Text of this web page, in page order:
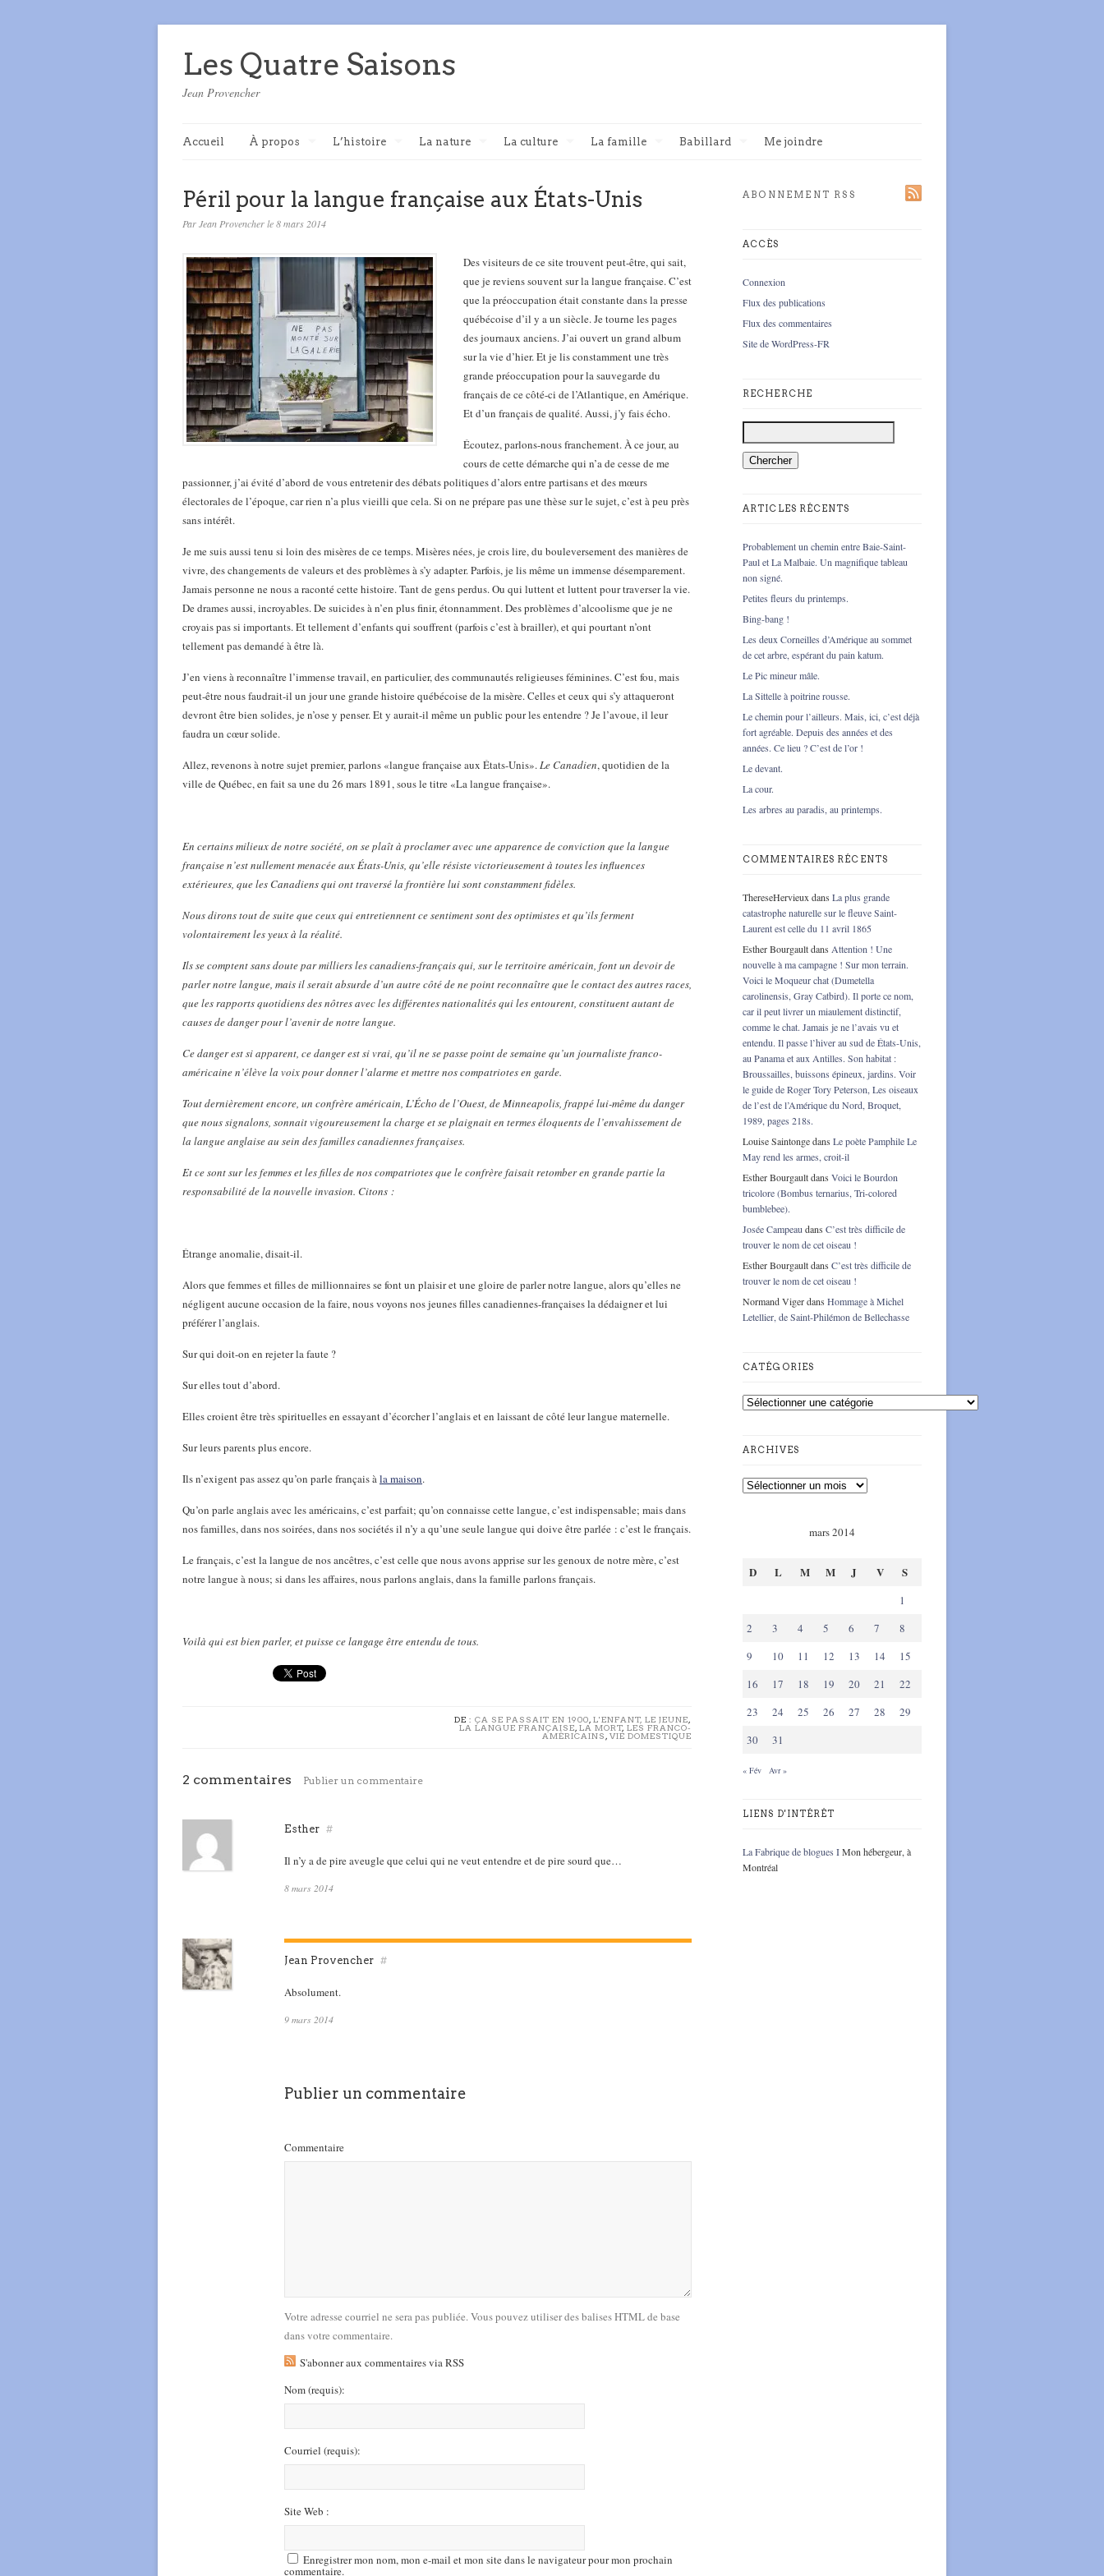
Les Quatre Saisons
Jean Provencher
Accueil À propos L’histoire La nature La culture La famille Babillard Me joindre
Péril pour la langue française aux États-Unis
Par Jean Provencher le 8 mars 2014
Des visiteurs de ce site trouvent peut-être, qui sait,
que je reviens souvent sur la langue française. C’est
que la préoccupation était constante dans la presse
québécoise d’il y a un siècle. Je tourne les pages
des journaux anciens.J’ai ouvert un grand album
sur la vie d’hier. Et je lis constamment une très
grande préoccupation pour la sauvegarde du
français de ce côté-ci de l’Atlantique, en Amérique.
Et d’un français de qualité. Aussi, j’y fais écho.
Écoutez, parlons-nous franchement. À ce jour, au
cours de cette démarche qui n’a de cesse de me
passionner, j’ai évité d’abord de vous entretenir des débats politiques d’alors entre partisans et des mœurs
électorales de l’époque, car rien n’a plus vieilli que cela. Si on ne prépare pas une thèse sur le sujet, c’est à peu près
sans intérêt.
Je me suis aussi tenu si loin des misères de ce temps. Misères nées, je crois lire, du bouleversement des manières de
vivre, des changements de valeurs et des problèmes à s’y adapter. Parfois, je lis même un immense désemparement.
Jamais personne ne nous a raconté cette histoire. Tant de gens perdus. Ou qui luttent et luttent pour traverser la vie.
De drames aussi, incroyables. De suicides à n’en plus finir, étonnamment. Des problèmes d’alcoolisme que je ne
croyais pas si importants. Et tellement d’enfants qui souffrent (parfois c’est à brailler), et qui pourtant n’ont
tellement pas demandé à être là.
J’en viens à reconnaître l’immense travail, en particulier, des communautés religieuses féminines. C’est fou, mais
peut-être nous faudrait-il un jour une grande histoire québécoise de la misère. Celles et ceux qui s’y attaqueront
devront être bien solides, je n’ose y penser. Et y aurait-il même un public pour les entendre ? Je l’avoue, il leur
faudra un cœur solide.
Allez, revenons à notre sujet premier, parlons «langue française aux États-Unis».Le Canadien, quotidien de la
ville de Québec, en fait sa une du 26 mars 1891, sous le titre «La langue française».
En certains milieux de notre société, on se plaît à proclamer avec une apparence de conviction que la langue
française n’est nullement menacée aux États-Unis, qu’elle résiste victorieusement à toutes les influences
extérieures, que les Canadiens qui ont traversé la frontière lui sont constamment fidèles.
Nous dirons tout de suite que ceux qui entretiennent ce sentiment sont des optimistes et qu’ils ferment
volontairement les yeux à la réalité.
Ils se comptent sans doute par milliers les canadiens-français qui, sur le territoire américain, font un devoir de
parler notre langue, mais il serait absurde d’un autre côté de ne point reconnaître que le contact des autres races,
que les rapports quotidiens des nôtres avec les différentes nationalités qui les entourent, constituent autant de
causes de danger pour l’avenir de notre langue.
Ce danger est si apparent, ce danger est si vrai, qu’il ne se passe point de semaine qu’un journaliste franco-
américaine n’élève la voix pour donner l’alarme et mettre nos compatriotes en garde.
Tout dernièrement encore, un confrère américain, L’Écho de l’Ouest, de Minneapolis, frappé lui-même du danger
que nous signalons, sonnait vigoureusement la charge et se plaignait en termes éloquents de l’envahissement de
la langue anglaise au sein des familles canadiennes françaises.
Et ce sont sur les femmes et les filles de nos compatriotes que le confrère faisait retomber en grande partie la
responsabilité de la nouvelle invasion. Citons :
Étrange anomalie, disait-il.
Alors que femmes et filles de millionnaires se font un plaisir et une gloire de parler notre langue, alors qu’elles ne
négligent aucune occasion de la faire, nous voyons nos jeunes filles canadiennes-françaises la dédaigner et lui
préférer l’anglais.
Sur qui doit-on en rejeter la faute ?
Sur elles tout d’abord.
Elles croient être très spirituelles en essayant d’écorcher l’anglais et en laissant de côté leur langue maternelle.
Sur leurs parents plus encore.
Ils n’exigent pas assez qu’on parle français àla maison.
Qu’on parle anglais avec les américains, c’est parfait; qu’on connaisse cette langue, c’est indispensable; mais dans
nos familles, dans nos soirées, dans nos sociétés il n’y a qu’une seule langue qui doive être parlée : c’est le français.
Le français, c’est la langue de nos ancêtres, c’est celle que nous avons apprise sur les genoux de notre mère, c’est
notre langue à nous; si dans les affaires, nous parlons anglais, dans la famille parlons français.
Voilà qui est bien parler, et puisse ce langage être entendu de tous.
DE : ÇA SE PASSAIT EN 1900, L'ENFANT, LE JEUNE,
LA LANGUE FRANÇAISE, LA MORT, LES FRANCO-
AMÉRICAINS , VIE DOMESTIQUE
2 commentaires Publier un commentaire
Esther #
Il n’y a de pire aveugle que celui qui ne veut entendre et de pire sourd que…
8 mars 2014
Jean Provencher #
Absolument.
9 mars 2014
Publier un commentaire
Commentaire
Votre adresse courriel ne sera pas publiée. Vous pouvez utiliser des balises HTML de base
dans votre commentaire.
S'abonner aux commentaires via RSS
Nom(requis):
Courriel (requis):
Site Web :
Enregistrer mon nom, mon e-mail et mon site dans le navigateur pour mon prochain
commentaire.
ABONNEMENT RSS
ACCÈS
Connexion
Flux des publications
Flux des commentaires
Site de WordPress-FR
RECHERCHE
ARTICLES RÉCENTS
Probablement un chemin entre Baie-Saint-
Paul et La Malbaie. Un magnifique tableau
non signé.
Petites fleurs du printemps.
Bing-bang !
Les deux Corneilles d’Amérique au sommet
de cet arbre, espérant du pain katum.
Le Pic mineur mâle.
La Sittelle à poitrine rousse.
Le chemin pour l’ailleurs. Mais, ici, c’est déjà
fort agréable. Depuis des années et des
années. Ce lieu ? C’est de l’or !
Le devant.
La cour.
Les arbres au paradis, au printemps.
COMMENTAIRES RÉCENTS
ThereseHervieux dans La plus grande
catastrophe naturelle sur le fleuve Saint-
Laurent est celle du 11 avril 1865
Esther Bourgaultdans Attention ! Une
nouvelle à ma campagne ! Sur mon terrain.
Voici le Moqueur chat (Dumetella
carolinensis, Gray Catbird). Il porte ce nom,
car il peut livrer un miaulement distinctif,
comme le chat. Jamais je ne l’avais vu et
entendu. Il passe l’hiver au sud de États-Unis,
au Panama et aux Antilles. Son habitat :
Broussailles, buissons épineux, jardins. Voir
le guide de Roger Tory Peterson, Les oiseaux
de l’est de l’Amérique du Nord, Broquet,
1989, pages 218s.
Louise Saintongedans Le poète Pamphile Le
May rend les armes, croit-il
Esther Bourgaultdans Voici le Bourdon
tricolore (Bombus ternarius, Tri-colored
bumblebee).
Josée Campeau dans C’est très difficile de
trouver le nom de cet oiseau !
Esther Bourgaultdans C’est très difficile de
trouver le nom de cet oiseau !
Normand Vigerdans Hommage à Michel
Letellier, de Saint-Philémon de Bellechasse
CATÉGORIES
ARCHIVES
mars 2014
D L M M J V S
1
2
3 4 5 6 7
8
9
10 11 12 13 14
15
16
17 18 19 20 21
22
23
24 25 26 27 28
29
30
31
« Fév Avr »
LIENS D'INTÉRÊT
La Fabrique de blogues IMon hébergeur, à
Montréal